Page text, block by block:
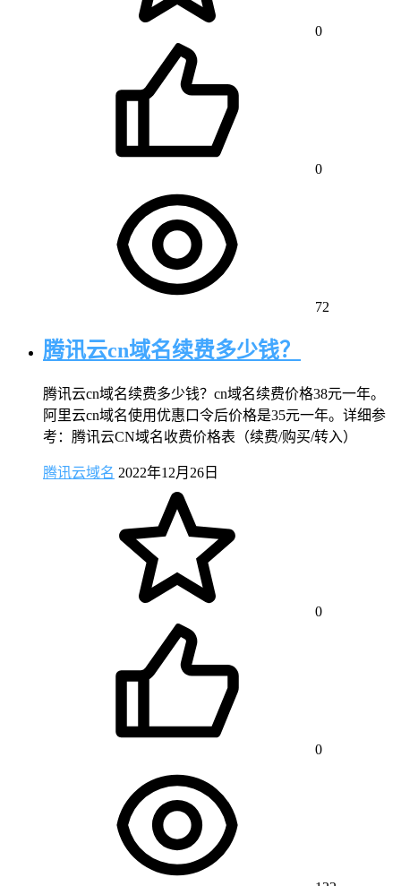
0
0
72
腾讯云cn域名续费多少钱？
腾讯云cn域名续费多少钱？cn域名续费价格38元一年。
阿里云cn域名使用优惠口令后价格是35元一年。详细参
考：腾讯云CN域名收费价格表（续费/购买/转入）
腾讯云域名 2022年12月26日
0
0